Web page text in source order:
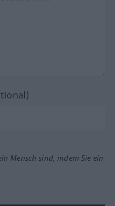
Mensch sind, indem Sie ein